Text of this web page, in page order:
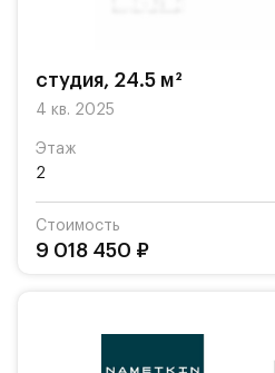
студия, 24.5 м²
4 кв. 2025
Этаж
2
Стоимость
9 018 450 ₽